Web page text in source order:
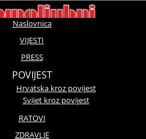
Naslovnica
VIJESTI
PRESS
POVIJEST
Hrvatska kroz povijest
Svijet kroz povijest
RATOVI
ZDRAVLJE
06:45